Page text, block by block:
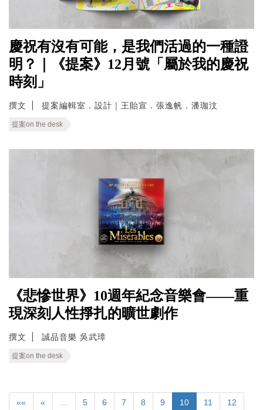
慶祝有沒有可能，是我們活過的一種證
明？｜《提案》12月號「屬於我的慶祝
時刻」
撰文 提案編輯室．設計｜王貽宣．張逸帆．潘珈汶
提案on the desk
《悲慘世界》10週年紀念音樂會——重
現深刻人性掙扎的曠世劇作
撰文 誠品音樂 吳武璋
提案on the desk
«« « 5 6 7 8 9 10 11 12